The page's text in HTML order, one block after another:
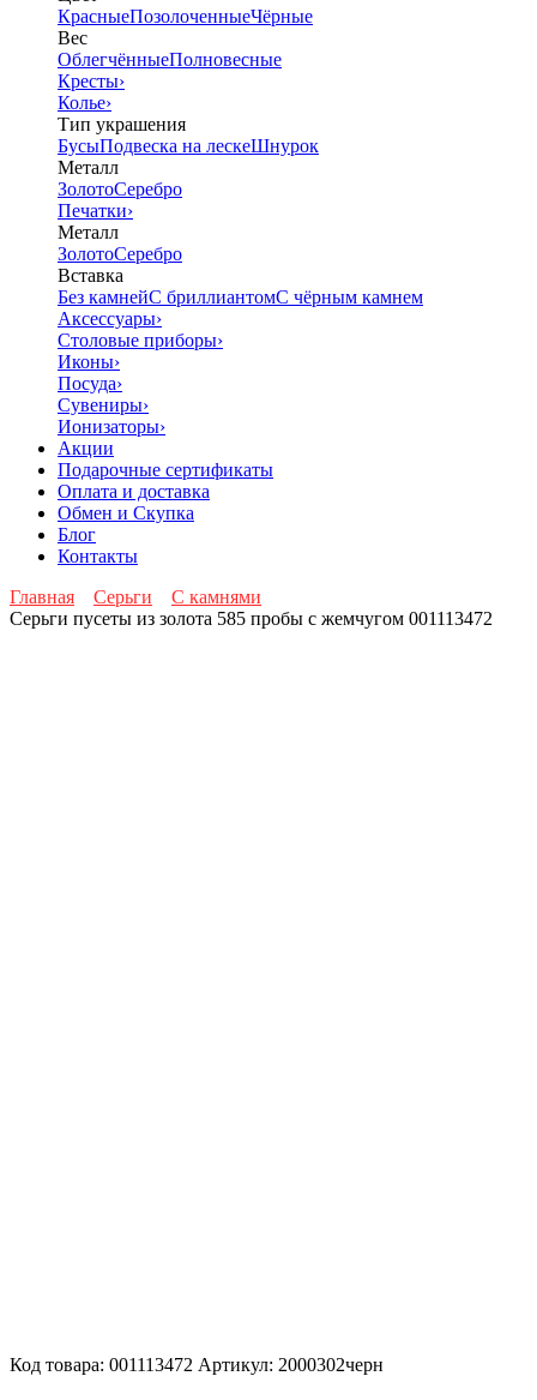
КрасныеПозолоченныеЧёрные
Вес
ОблегчённыеПолновесные
Кресты›
Колье›
Тип украшения
БусыПодвеска на лескеШнурок
Металл
ЗолотоСеребро
Печатки›
Металл
ЗолотоСеребро
Вставка
Без камнейС бриллиантомС чёрным камнем
Аксессуары›
Столовые приборы›
Иконы›
Посуда›
Сувениры›
Ионизаторы›
Акции
Подарочные сертификаты
Оплата и доставка
Обмен и Скупка
Блог
Контакты
Главная
Серьги
С камнями
Серьги пусеты из золота 585 пробы с жемчугом 001113472
Код товара: 001113472 Артикул: 2000302черн